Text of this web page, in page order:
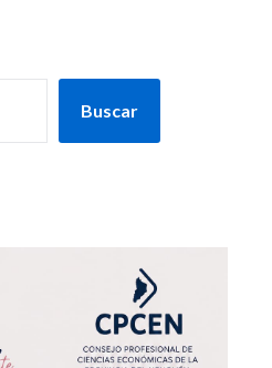
Buscar